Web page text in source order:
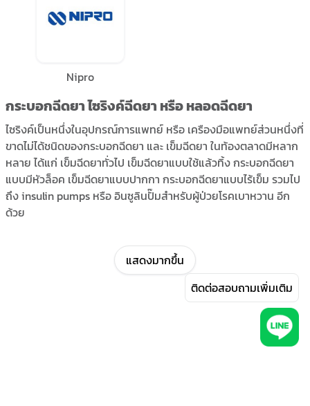
Nipro
กระบอกฉีดยา ไซริงค์ฉีดยา หรือ หลอดฉีดยา
ไซริงค์เป็นหนึ่งในอุปกรณ์การแพทย์ หรือ เครืองมือแพทย์ส่วนหนึ่งที่
ขาดไม่ได้ชนิดของกระบอกฉีดยา และ เข็มฉีดยา ในท้องตลาดมีหลาก
หลาย ได้แก่ เข็มฉีดยาทั่วไป เข็มฉีดยาแบบใช้แล้วทิ้ง กระบอกฉีดยา
แบบมีหัวล็อค เข็มฉีดยาแบบปากกา กระบอกฉีดยาแบบไร้เข็ม รวมไป
ถึง insulin pumps หรือ อินซูลินปั๊มสำหรับผู้ป่วยโรคเบาหวาน อีก
ด้วย
อาหาร และ ยารักษาเข้าสู่กระแสเลือดผ่านผิวหนังและเส้นเลือด
กระบอกฉีดยาในท้องตลาดถูกออกแบบมาอย่างหลากหลาย และมี
การออกแบบใบมีดล็อคยึดติดกับตัวกระบอก หรือที่รู้จักกันดีว่า luer-
lock syringe หรือ ไซริงค์หัวล็อค เพียงแค่บิดตัวมีดและหัวกระบอก
ไซริงค์ฉีดยา มีคุณภาพซื้อได้ไม่ยาก ผ่าน AllGenHealth ศูนย์รวม
แสดงมากขึ้น
ติดต่อสอบถามเพิ่มเติม